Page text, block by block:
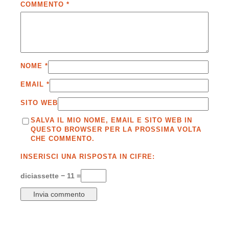
COMMENTO *
NOME *
EMAIL *
SITO WEB
SALVA IL MIO NOME, EMAIL E SITO WEB IN
QUESTO BROWSER PER LA PROSSIMA VOLTA
CHE COMMENTO.
INSERISCI UNA RISPOSTA IN CIFRE:
diciassette − 11 =